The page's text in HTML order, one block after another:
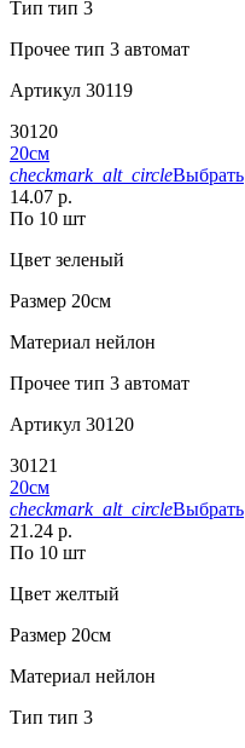
Тип тип 3
Прочее тип 3 автомат
Артикул 30119
30120
20см
checkmark_alt_circleВыбрать
14.07 р.
По 10 шт
Цвет зеленый
Размер 20см
Материал нейлон
Прочее тип 3 автомат
Артикул 30120
30121
20см
checkmark_alt_circleВыбрать
21.24 р.
По 10 шт
Цвет желтый
Размер 20см
Материал нейлон
Тип тип 3